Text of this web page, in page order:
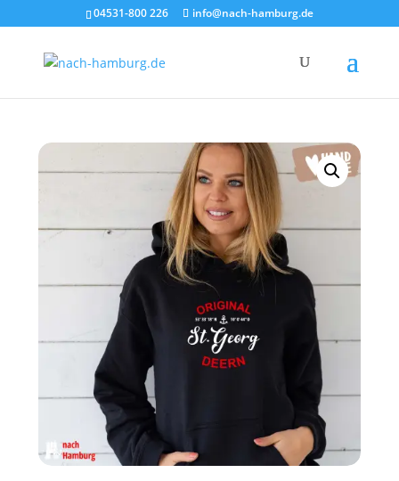
04531-800 226 info@nach-hamburg.de
×